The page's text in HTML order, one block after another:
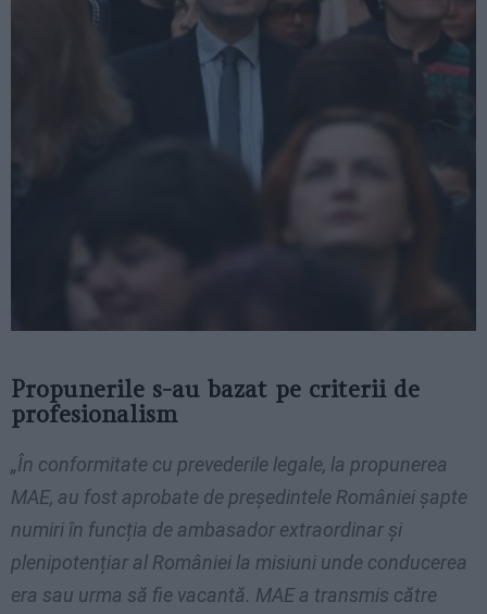
Propunerile s-au bazat pe criterii de
profesionalism
„În conformitate cu prevederile legale, la propunerea
MAE, au fost aprobate de președintele României șapte
numiri în funcția de ambasador extraordinar și
plenipotențiar al României la misiuni unde conducerea
era sau urma să fie vacantă. MAE a transmis către